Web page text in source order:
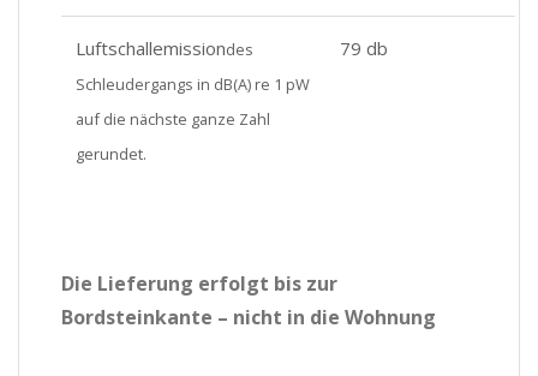
Luftschallemissiondes
Schleudergangs in dB(A) re 1 pW
auf die nächste ganze Zahl
gerundet.
79 db
Die Lieferung erfolgt bis zur
Bordsteinkante – nicht in die Wohnung